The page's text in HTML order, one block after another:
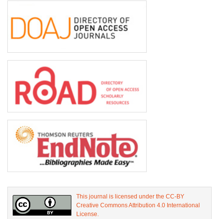
This journal is licensed under the CC-BY
Creative Commons Attribution 4.0 International
License.